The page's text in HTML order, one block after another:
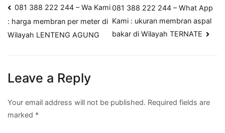
Post
navigation
081 388 222 244 – Wa Kami
: harga membran per meter di
Wilayah LENTENG AGUNG
081 388 222 244 – What App
Kami : ukuran membran aspal
bakar di Wilayah TERNATE
Leave a Reply
Your email address will not be published. Required fields are
marked *